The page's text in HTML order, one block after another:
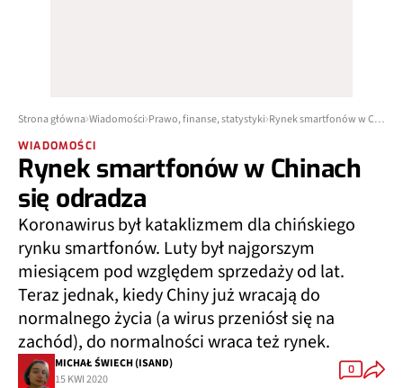
Strona główna Wiadomości Prawo, finanse, statystyki Rynek smartfonów w Chinach się odradza
WIADOMOŚCI
Rynek smartfonów w Chinach
się odradza
Koronawirus był kataklizmem dla chińskiego
rynku smartfonów. Luty był najgorszym
miesiącem pod względem sprzedaży od lat.
Teraz jednak, kiedy Chiny już wracają do
normalnego życia (a wirus przeniósł się na
zachód), do normalności wraca też rynek.
MICHAŁ ŚWIECH (ISAND)
15 KWI 2020
0